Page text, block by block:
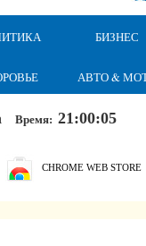
БИЗНЕС
АВТО &
Время: 21:00:06
CHROME WEB STORE